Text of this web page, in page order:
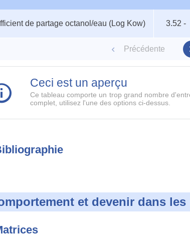
de partage octanol/eau (Log Kow)
3.52 -
Précédente
Ceci est un aperçu
Ce tableau comporte un trop grand nombre
complet, utilisez l'une des options ci-dessus.
et devenir dans